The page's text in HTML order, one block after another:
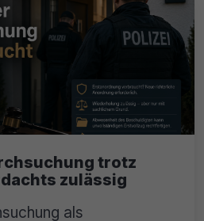
trotz
zulässig
als